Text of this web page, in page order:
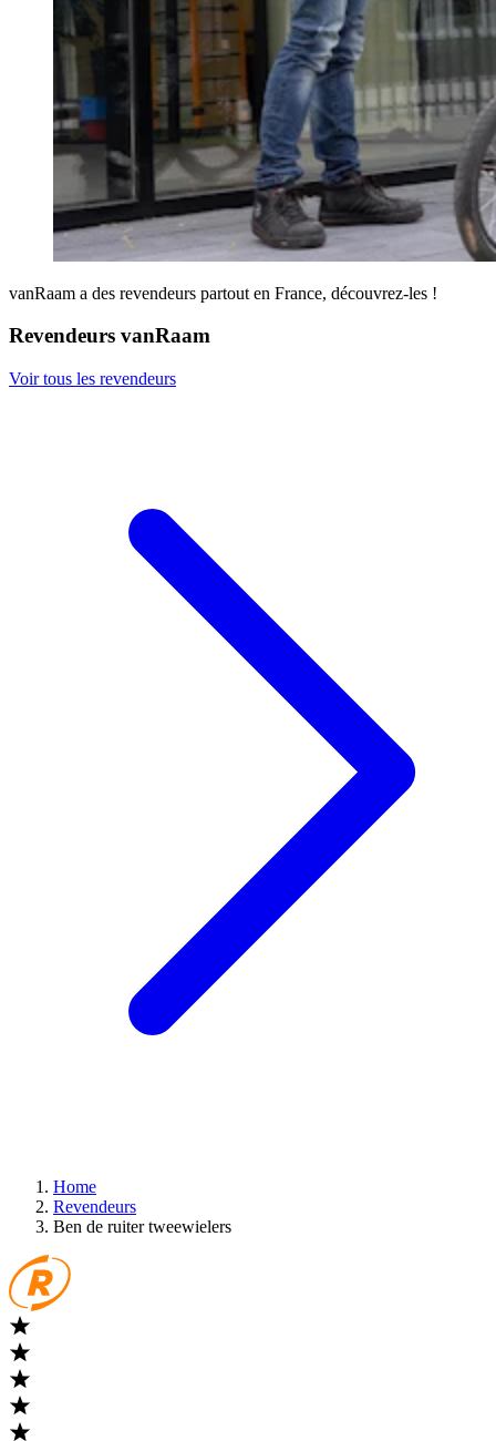
vanRaam a des revendeurs partout en France, découvrez-les !
Revendeurs vanRaam
Voir tous les revendeurs
Home
Revendeurs
Ben de ruiter tweewielers